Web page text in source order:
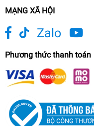
MẠNG XÃ HỘI
Zalo
Phương thức thanh toán